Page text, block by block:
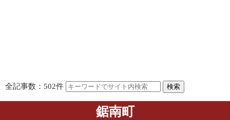
全記事数：502件
鋸南町